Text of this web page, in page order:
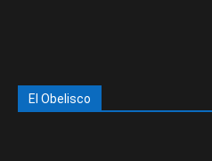
El Obelisco